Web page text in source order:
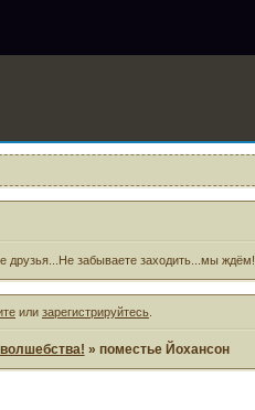
друзья...Не забываете заходить...мы ждём!
или зарегистрируйтесь
» поместье Йохансон